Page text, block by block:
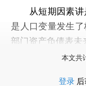
从短期因素讲
是人口变量发生
部门资产负债表未
本文共
登录